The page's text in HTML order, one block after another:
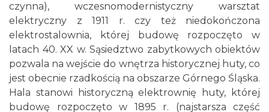
czynna), wczesnomodernistyczny warsztat
elektryczny z 1911 r. czy też niedokończona
elektrostalownia, której budowę rozpoczęto w
latach 40. XX w. Sąsiedztwo zabytkowych obiektów
pozwala na wejście do wnętrza historycznej huty, co
jest obecnie rzadkością na obszarze Górnego Śląska.
Hala stanowi historyczną elektrownię huty, której
budowę rozpoczęto w 1895 r. (najstarsza część